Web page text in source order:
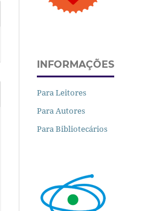
INFORMAÇÕES
Para Leitores
Para Autores
Para Bibliotecários